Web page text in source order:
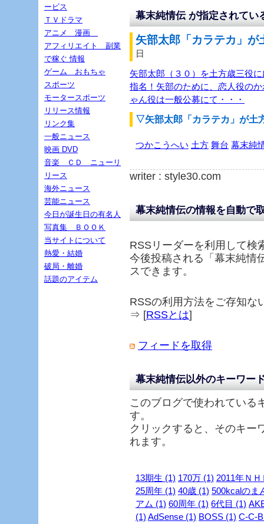
幕末純情伝 が指定されてい
矢部太郎「カラテカ」
日
矢部太郎（３０）を土方歳三役
指名！矢部のために、恋人役の
ゃん役は一般公募にて・・・
▽矢部太郎「カラテカ」が土
つかこうへい 土方 舞台 幕末純
writer : style30.com
幕末純情伝の情報を自動で
RSSリーダーを利用して検
今後投稿される「 幕末純情
スできます。
RSSの利用方法をご存知な
⇒ [RSSとは]
フィードを取得
幕末純情伝以外のキーワー
このブログで使われている
す。
クリックすると、そのキー
れます。
13期生 (1) 170万 (1) 2011年Ｎ
25周年 (1) 40歳 (1) 500kcalのま
アム (1) 60周年 (1) 6代目 (1)
(1) AdSense (1) BOSS (1) C-C-
ービス
ＴＶドラマ
アニメ 漫画
アフィリエイト 副業
で稼ぐ 情報
ゲーム おもちゃ
スポーツ
モータースポーツ
リリース情報
リンク集
一般ニュース
映画 DVD
音楽 ＣＤ ニューリ
リース
海外ニュース
芸能ニュース
今日が誕生日の有名人
写真集 ＢＯＯＫ
当サイトについて
熱愛・結婚
破局・離婚
話題のアイテム